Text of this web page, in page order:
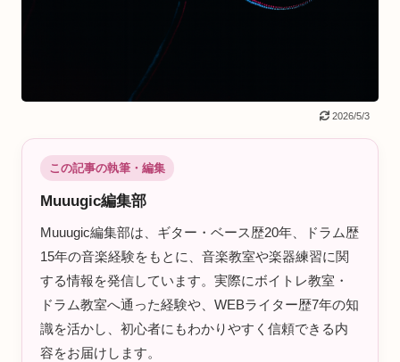
2026/5/3
この記事の執筆・編集
Muuugic編集部
Muuugic編集部は、ギター・ベース歴20年、ドラム歴
15年の音楽経験をもとに、音楽教室や楽器練習に関
する情報を発信しています。実際にボイトレ教室・
ドラム教室へ通った経験や、WEBライター歴7年の知
識を活かし、初心者にもわかりやすく信頼できる内
容をお届けします。